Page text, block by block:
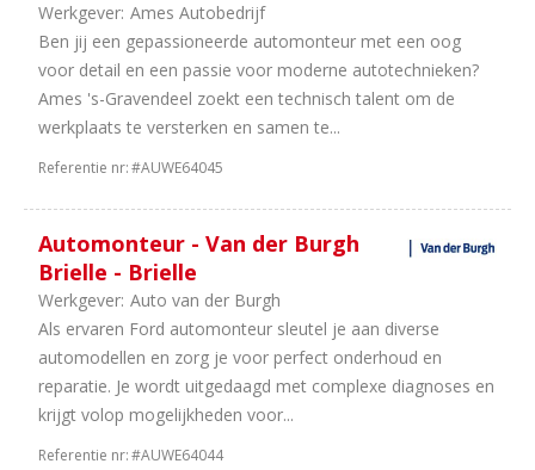
Werkgever: Ames Autobedrijf
Ben jij een gepassioneerde automonteur met een oog
voor detail en een passie voor moderne autotechnieken?
Ames 's-Gravendeel zoekt een technisch talent om de
werkplaats te versterken en samen te...
Referentie nr:#AUWE64045
Automonteur - Van der Burgh
Brielle - Brielle
Werkgever: Auto van der Burgh
Als ervaren Ford automonteur sleutel je aan diverse
automodellen en zorg je voor perfect onderhoud en
reparatie. Je wordt uitgedaagd met complexe diagnoses en
krijgt volop mogelijkheden voor...
Referentie nr:#AUWE64044